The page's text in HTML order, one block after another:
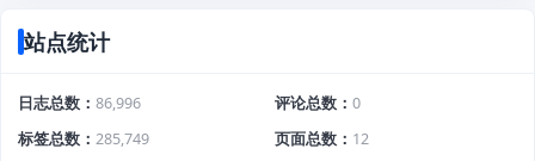
站点统计
日志总数 86,996 评论总数
0
标签总数
285,749 页面总数
12